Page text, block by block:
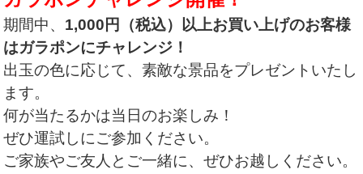
期間中、 1,000円（税込）以上お買い上げのお客様
はガラポンにチャレンジ！
出玉の色に応じて、素敵な景品をプレゼントいたし
ます。
何が当たるかは当日のお楽しみ！
ぜひ運試しにご参加ください。
ご家族やご友人とご一緒に、ぜひお越しください。